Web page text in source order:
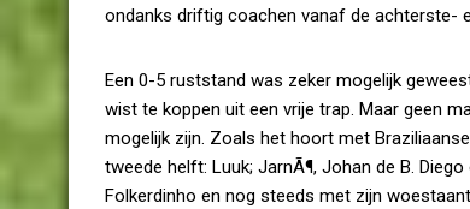
ondanks driftig coachen vanaf de achterste-
Een 0-5 ruststand was zeker mogelijk
wist te koppen uit een vrije trap. Maar geen
mogelijk zijn. Zoals het hoort met
tweede helft: Luuk; JarnÃ¶, Johan de B.
Folkerdinho en nog steeds met zijn